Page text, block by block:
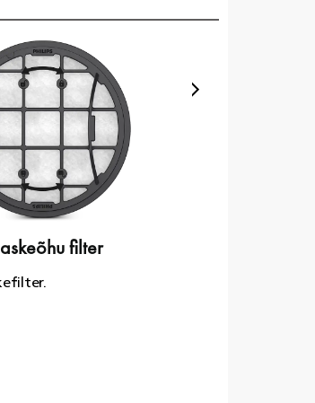
filter